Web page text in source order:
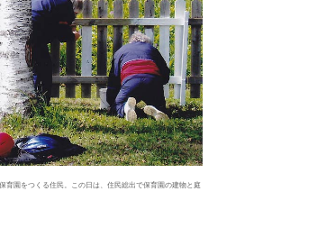
育園をつくる住民。この日は、住民総出で保育園の建物と庭